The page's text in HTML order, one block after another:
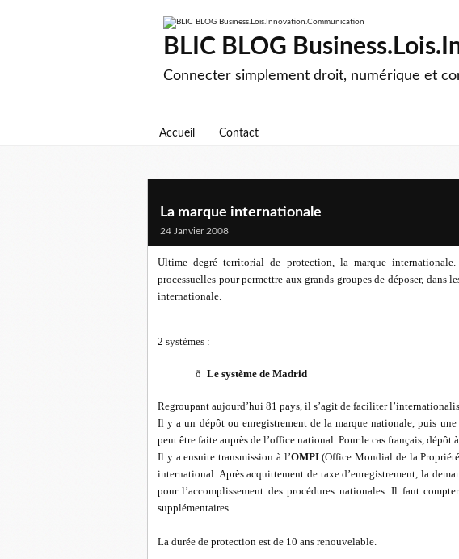
BLIC BLOG
Connecter simplement droit, numérique et
Accueil Contact
La marque internationale
24 Janvier 2008
Ultime degré territorial de protection, la marque
processuelles pour permettre aux grands groupes de déposer, dans
internationale.
2 systèmes :
ð Le système de Madrid
Regroupant aujourd’hui 81 pays, il s’agit de faciliter
Il y a un dépôt ou enregistrement de la marque nationale, puis
peut être faite auprès de l’office national. Pour le cas français, dépôt
Il y a ensuite transmission à l’OMPI(Office Mondial de la
international. Après acquittement de taxe d’enregistrement, la
pour l’accomplissement des procédures nationales. Il faut
supplémentaires.
La durée de protection est de 10 ans renouvelable.